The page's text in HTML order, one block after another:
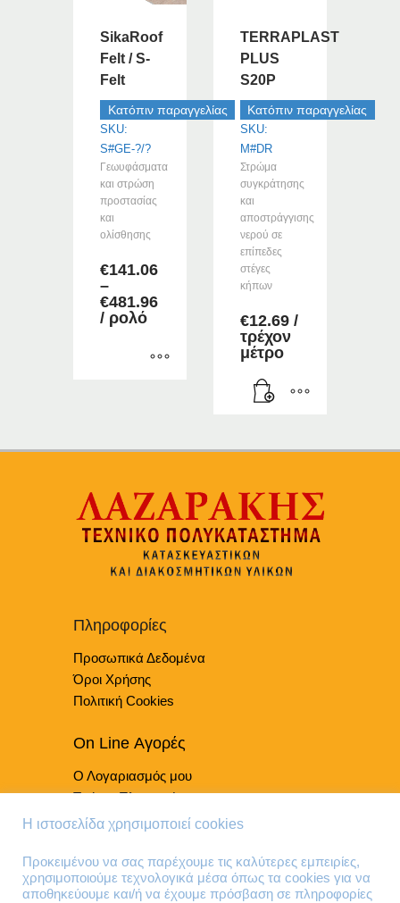
προϊόντος
SikaRoof
Felt / S-
Felt
Κατόπιν παραγγελίας
SKU:
S#GE-?/?
Γεωυφάσματα
και στρώση
προστασίας
και
ολίσθησης
€141.06
–
€481.96Price
through
/ ρολό
έχει
Οι
επιλογές
μπορούν
σελίδα
προϊόντος
TERRAPLAST
PLUS
S20P
Κατόπιν παραγγελίας
SKU:
M#DR
Στρώμα
συγκράτησης
και
αποστράγγισης
νερού σε
επίπεδες
στέγες
κήπων
€12.69 /
τρέχον
μέτρο
Πληροφορίες
Προσωπικά Δεδομένα
Όροι Χρήσης
Πολιτική Cookies
On Line Αγορές
Ο Λογαριασμός μου
Τρόποι Πληρωμής
Τρόποι Παράδοσης
Τηλέφωνα Επικοινωνίας
Η ιστοσελίδα χρησιμοποιεί cookies
Προκειμένου να σας παρέχουμε τις καλύτερες εμπειρίες,
χρησιμοποιούμε τεχνολογικά μέσα όπως τα cookies για να
αποθηκεύουμε και/ή να έχουμε πρόσβαση σε πληροφορίες